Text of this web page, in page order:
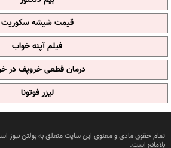
قیمت شیشه سکوریت
فیلم آپنه خواب
درمان قطعی خروپف در
لیزر فوتونا
تمام حقوق مادی و معنوی این سایت متعلق به بولتن نیوز
بلامانع است.